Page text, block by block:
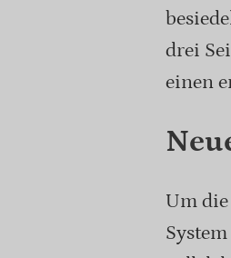
drei
einen
Um